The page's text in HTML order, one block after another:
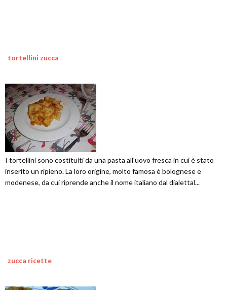
tortellini zucca
I tortellini sono costituiti da una pasta all'uovo fresca in cui è stato
inserito un ripieno. La loro origine, molto famosa è bolognese e
modenese, da cui riprende anche il nome italiano dal dialettal...
zucca ricette